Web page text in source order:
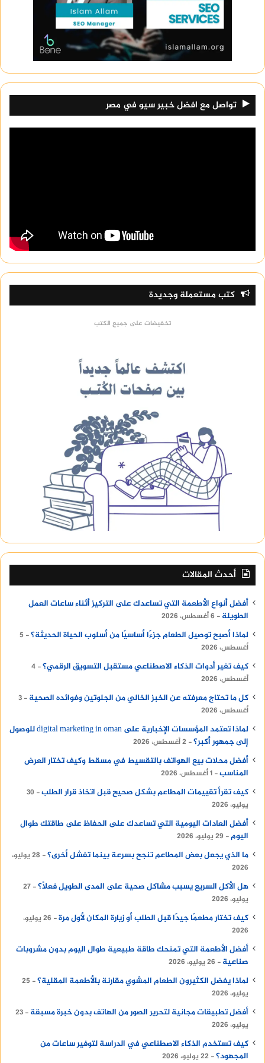
الشاشة هي السبب الأول في
استنزاف البطارية
كيف تؤثر الشاشة على عمر البطارية؟
يستهلك الطاقة.
زاد استهلاك البطارية.
على سبيل المثال، تشغيل الهاتف على أعلى درجة
سطوع طوال اليوم قد يقلل مدة استخدام البطارية
بشكل كبير.
استخدم السطوع التلقائي.
خفض السطوع في الأماكن المغلقة.
التطبيقات التي تعمل في الخلفية
أحد أكثر أسباباستنزاف البطاريةشيوعًا هو استمرار
التطبيقات في العمل حتى بعد إغلاقها.
تشمل هذه التطبيقات:
تطبيقات التواصل الاجتماعي.
تطبيقات الخرائط.
تطبيقات اللياقة البدنية.
تطبيقات المراسلة.
هذه التطبيقات تستمر في:
استقبال الإشعارات.
تحديث البيانات.
مزامنة المحتوى.
استخدام الموقع الجغرافي.
وكل ذلك يؤدي إلى استهلاك إضافي للطاقة.
كيف تكتشف التطبيقات المسببة
للمشكلة؟
اذهب إلى:
الإعدادات ← البطارية ← استخدام البطارية
ستجد قائمة توضح التطبيقات الأكثر استهلاكًا للطاقة.
معدل التحديث المرتفع للشاشة
أصبحت شاشات 90Hz و120Hz و144Hz شائعة في
الهواتف الحديثة.
رغم أنها توفر تجربة أكثر سلاسة، فإنها تستهلك طاقة
أكبر مقارنة بمعدل 60Hz التقليدي.
متى يجب تقليل معدل التحديث؟
إذا كنت بحاجة إلى إطالة عمر البطارية أثناء السفر أو
تواصل مع افضل خبير سيو في مصر
كتب مستعملة وجديدة
تخفيضات على جميع الكتب
أحدث المقالات
أفضل أنواع الأطعمة التي تساعدك على التركيز أثناء ساعات العمل
الطويلة
6 أغسطس، 2026
لماذا أصبح توصيل الطعام جزءًا أساسيًا من أسلوب الحياة الحديثة؟
5
أغسطس، 2026
كيف تغير أدوات الذكاء الاصطناعي مستقبل التسويق الرقمي؟ 4
أغسطس، 2026
كل ما تحتاج معرفته عن الخبز الخالي من الجلوتين وفوائده الصحية
3
أغسطس، 2026
لماذا تعتمد المؤسسات الإخبارية على digital marketing in oman للوصول
إلى جمهور أكبر؟ 2 أغسطس، 2026
أفضل محلات بيع الهواتف بالتقسيط في مسقط وكيف تختار العرض
المناسب 1 أغسطس، 2026
كيف تقرأ تقييمات المطاعم بشكل صحيح قبل اتخاذ قرار الطلب
30
يوليو، 2026
أفضل العادات اليومية التي تساعدك على الحفاظ على طاقتك طوال
اليوم
29 يوليو، 2026
ما الذي يجعل بعض المطاعم تنجح بسرعة بينما تفشل أخرى؟
28 يوليو،
2026
هل الأكل السريع يسبب مشاكل صحية على المدى الطويل فعلًا؟ 27
يوليو، 2026
كيف تختار مطعمًا جيدًا قبل الطلب أو زيارة المكان لأول مرة
26 يوليو،
2026
أفضل الأطعمة التي تمنحك طاقة طبيعية طوال اليوم بدون مشروبات
صناعية
26 يوليو، 2026
لماذا يفضل الكثيرون الطعام المشوي مقارنة بالأطعمة المقلية؟
25
يوليو، 2026
أفضل تطبيقات مجانية لتحرير الصور من الهاتف بدون خبرة مسبقة
23
يوليو، 2026
كيف تستخدم الذكاء الاصطناعي في الدراسة لتوفير ساعات من
المجهود؟ 22 يوليو، 2026